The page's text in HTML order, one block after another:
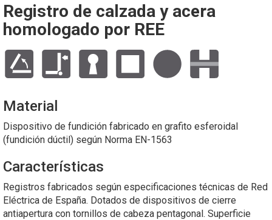
Registro de calzada y acera
homologado por REE
Material
Dispositivo de fundición fabricado en grafito esferoidal
(fundición dúctil) según Norma EN-1563
Características
Registros fabricados según especificaciones técnicas de Red
Eléctrica de España. Dotados de dispositivos de cierre
antiapertura con tornillos de cabeza pentagonal. Superficie